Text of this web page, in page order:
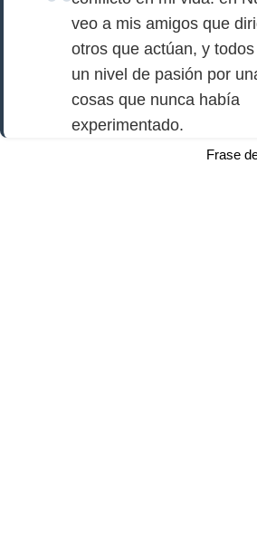
veo a mis amigos que
otros que actúan, y
un nivel de pasión por
cosas que nunca había
experimentado.
Frase